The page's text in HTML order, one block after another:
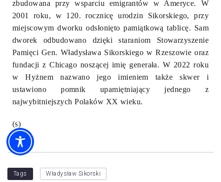
zbudowana przy wsparciu emigrantów w Ameryce. W
2001 roku, w 120. rocznicę urodzin Sikorskiego, przy
miejscowym dworku odsłonięto pamiątkową tablicę. Sam
dworek odbudowano dzięki staraniom Stowarzyszenie
Pamięci Gen. Władysława Sikorskiego w Rzeszowie oraz
fundacji z Chicago noszącej imię generała. W 2022 roku
w Hyżnem nazwano jego imieniem także skwer i
ustawiono pomnik upamiętniający jednego z
najwybitniejszych Polaków XX wieku.
(s)
Tags Władysław Sikorski